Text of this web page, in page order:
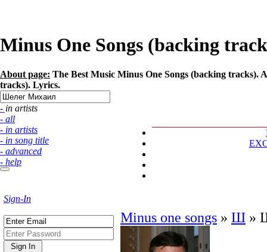
Minus One Songs (backing
About page: The Best Music Minus One Songs (backing
tracks). Lyrics.
- in artists
- all
- in artists
- in song title
- advanced
- help
Sign-In
Minus one songs » Ш »